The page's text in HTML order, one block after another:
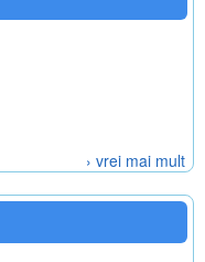
› vrei mai mult